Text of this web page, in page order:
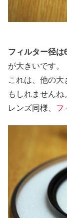
フィルター径は
が大きいです。
これは、他の
もしれませんね
レンズ同様、 フ